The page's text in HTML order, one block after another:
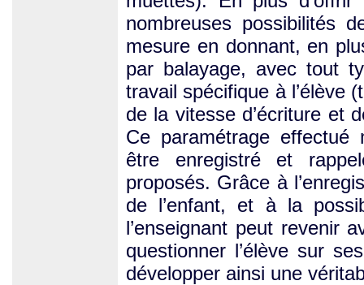
nombreuses possibilités
mesure en donnant, en
par balayage, avec tout
travail spécifique à l’élève
de la vitesse d’écriture et
Ce paramétrage effectué
être enregistré et
proposés. Grâce à
de l’enfant, et à la
l’enseignant peut revenir
questionner l’élève sur
développer ainsi une